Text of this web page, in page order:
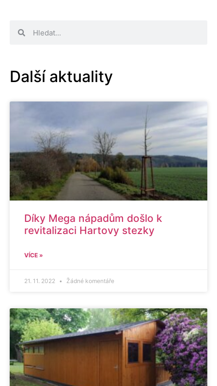
Další aktuality
Díky Mega nápadům došlo k
revitalizaci Hartovy stezky
VÍCE »
21. 11. 2022 Žádné komentáře